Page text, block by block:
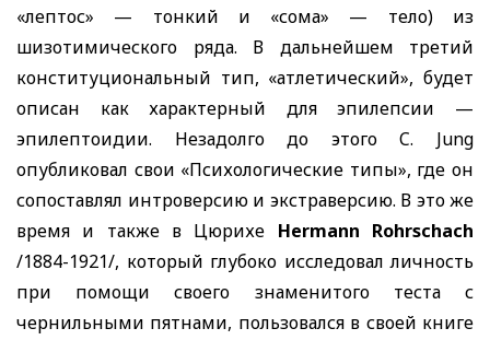
«лептос» — тонкий и «сома» — тело) из
шизотимического ряда. В дальнейшем третий
конституциональный тип, «атлетический», будет
описан как характерный для эпилепсии —
эпилептоидии. Незадолго до этогоC. Jung
опубликовал свои «Психологические типы», где он
сопоставлял интроверсию и экстраверсию. В это же
время и также в Цюрихе Hermann Rohrschach
/1884-1921/, который глубоко исследовал личность
при помощи своего знаменитого теста с
чернильными пятнами, пользовался в своей книге